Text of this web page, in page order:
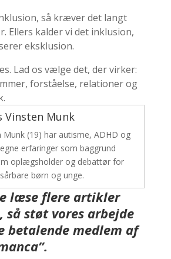
så kræver det langt
Ellers kalder vi det inklusion,
eksklusion.
Lad os vælge det, der virker:
forståelse, relationer og
Vinsten Munk
Munk (19) har autisme, ADHD og
erfaringer som baggrund
oplægsholder og debattør for
børn og unge.
læse flere artikler
så støt vores arbejde
betalende medlem af